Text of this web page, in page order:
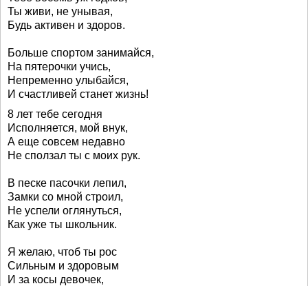
Ты живи, не унывая,
Будь активен и здоров.
Больше спортом занимайся,
На пятерочки учись,
Непременно улыбайся,
И счастливей станет жизнь!
8 лет тебе сегодня
Исполняется, мой внук,
А еще совсем недавно
Не сползал ты с моих рук.
В песке пасочки лепил,
Замки со мной строил,
Не успели оглянуться,
Как уже ты школьник.
Я желаю, чтоб ты рос
Сильным и здоровым
И за косы девочек,